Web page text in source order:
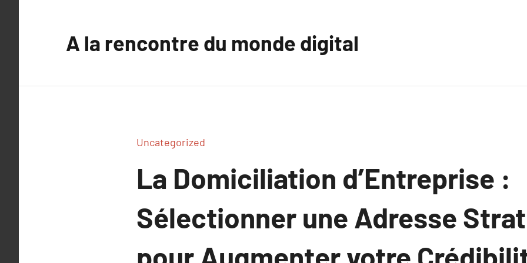
A la rencontre du monde digital
Uncategorized
La Domiciliation d’Entreprise :
Sélectionner une Adresse